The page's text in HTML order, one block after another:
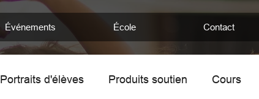
Événements École Contact
Portraits d'élèves Produits soutien Cours